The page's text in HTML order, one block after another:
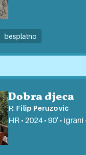
besplatno
Dobra djeca
R: Filip Peruzović
HR • 2024 • 90' •